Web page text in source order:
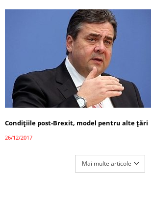
Condițiile post-Brexit, model pentru alte țări
26/12/2017
Mai multe articole